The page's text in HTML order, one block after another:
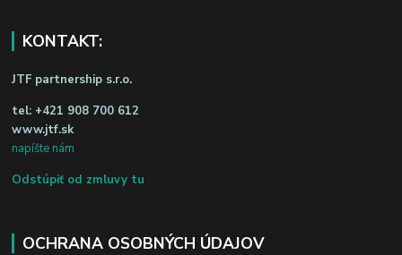
KONTAKT:
JTF partnership s.r.o.
tel: +421 908 700 612
www.jtf.sk
napíšte nám
Odstúpiť od zmluvy tu
OCHRANA OSOBNÝCH ÚDAJOV